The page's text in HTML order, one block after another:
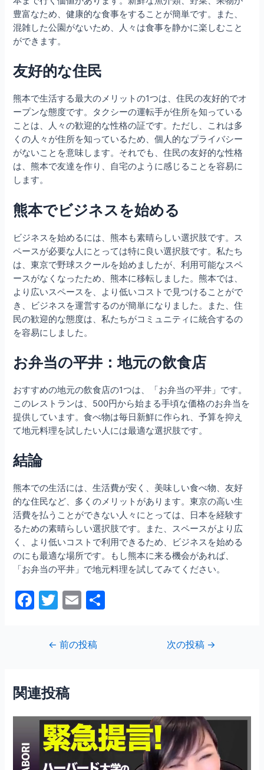
豊富なため、健康的な食事をすることが簡単です。また、
混雑した公園がないため、人々は食事を静かに楽しむこと
ができます。
友好的な住民
熊本で生活する最大のメリットの1つは、住民の友好的でオ
ープンな態度です。タクシーの運転手が住所を知っている
ことは、人々の歓迎的な性格の証です。ただし、これは多
くの人々が住所を知っているため、個人的なプライバシー
がないことを意味します。それでも、住民の友好的な性格
は、熊本で友達を作り、自宅のように感じることを容易に
します。
熊本でビジネスを始める
ビジネスを始めるには、熊本も素晴らしい選択肢です。ス
ペースが必要な人にとっては特に良い選択肢です。私たち
は、東京で野球スクールを始めましたが、利用可能なスペ
ースがなくなったため、熊本に移転しました。熊本では、
より広いスペースを、より低いコストで見つけることがで
き、ビジネスを運営するのが簡単になりました。また、住
民の歓迎的な態度は、私たちがコミュニティに統合するの
を容易にしました。
お弁当の平井：地元の飲食店
おすすめの地元の飲食店の1つは、「お弁当の平井」です。
このレストランは、500円から始まる手頃な価格のお弁当を
提供しています。食べ物は毎日新鮮に作られ、予算を抑え
て地元料理を試したい人には最適な選択肢です。
結論
熊本での生活には、生活費が安く、美味しい食べ物、友好
的な住民など、多くのメリットがあります。東京の高い生
活費を払うことができない人々にとっては、日本を経験す
るための素晴らしい選択肢です。また、スペースがより広
く、より低いコストで利用できるため、ビジネスを始める
のにも最適な場所です。もし熊本に来る機会があれば、
「お弁当の平井」で地元料理を試してみてください。
F
o
o
k
T
itt
er
E
ai
l
ビ
ゲ
← 前の投稿 次の投稿 →
関連投稿